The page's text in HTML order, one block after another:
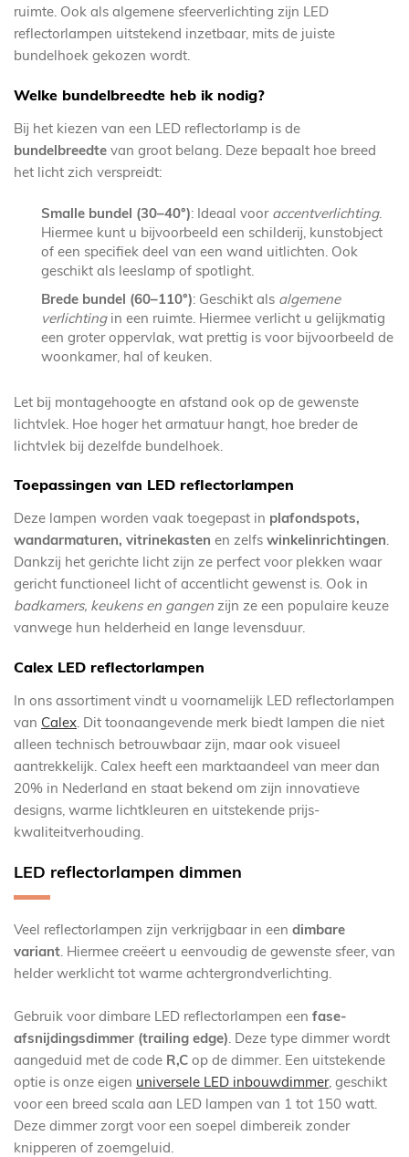
ruimte. Ook als algemene sfeerverlichting zijn LED
reflectorlampen uitstekend inzetbaar, mits de juiste
bundelhoek gekozen wordt.
Welke bundelbreedte heb ik nodig?
Bij het kiezen van een LED reflectorlamp is de
bundelbreedte van groot belang. Deze bepaalt hoe breed
het licht zich verspreidt:
Smalle bundel (30–40°): Ideaal voor accentverlichting.
Hiermee kunt u bijvoorbeeld een schilderij, kunstobject
of een specifiek deel van een wand uitlichten. Ook
geschikt als leeslamp of spotlight.
Brede bundel (60–110°): Geschikt als algemene
verlichtingin een ruimte. Hiermee verlicht u gelijkmatig
een groter oppervlak, wat prettig is voor bijvoorbeeld de
woonkamer, hal of keuken.
Let bij montagehoogte en afstand ook op de gewenste
lichtvlek. Hoe hoger het armatuur hangt, hoe breder de
lichtvlek bij dezelfde bundelhoek.
Toepassingen van LED reflectorlampen
Deze lampen worden vaak toegepast in plafondspots,
wandarmaturen, vitrinekasten en zelfs winkelinrichtingen.
Dankzij het gerichte licht zijn ze perfect voor plekken waar
gericht functioneel licht of accentlicht gewenst is. Ook in
badkamers, keukens en gangen zijn ze een populaire keuze
vanwege hun helderheid en lange levensduur.
Calex LED reflectorlampen
In ons assortiment vindt u voornamelijk LED reflectorlampen
van Calex. Dit toonaangevende merk biedt lampen die niet
alleen technisch betrouwbaar zijn, maar ook visueel
aantrekkelijk. Calex heeft een marktaandeel van meer dan
20% in Nederland en staat bekend om zijn innovatieve
designs, warme lichtkleuren en uitstekende prijs-
kwaliteitverhouding.
LED reflectorlampen dimmen
Veel reflectorlampen zijn verkrijgbaar in een dimbare
variant. Hiermee creëert u eenvoudig de gewenste sfeer, van
helder werklicht tot warme achtergrondverlichting.
Gebruik voor dimbare LED reflectorlampen een fase-
afsnijdingsdimmer (trailing edge). Deze type dimmer wordt
aangeduid met de code R,C op de dimmer. Een uitstekende
optie is onze eigen universele LED inbouwdimmer, geschikt
voor een breed scala aan LED lampen van 1 tot 150 watt.
Deze dimmer zorgt voor een soepel dimbereik zonder
knipperen of zoemgeluid.